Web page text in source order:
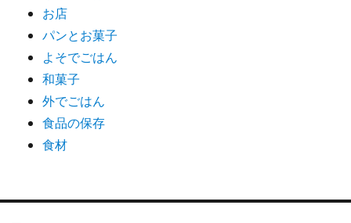
お店
パンとお菓子
よそでごはん
和菓子
外でごはん
食品の保存
食材